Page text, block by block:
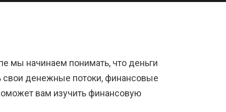
мы начинаем понимать, что деньги
свои денежные потоки, финансовые
вам изучить финансовую